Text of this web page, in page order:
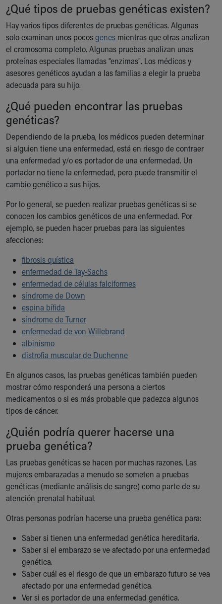
Newsroom
Our Leadership
Quality and Patient Safety
Unity and Engagement
Women's Board
Our History
More childhood, please.™
Cincinnati Children's
Your Visit
MyChart Telehealth Visits
Directions
Doggie Brigade
During Your Visit
Financial Services
Rest Accommodations
Visiting
Department of Public Safety
Health Info
Health Information
Healthy Info, Healthy Kids
Inside Children's Blog
KidsHealth Topics
Family Library
Educational Resources
Injury Prevention
Medical Records
Symptom Checker
Skip to main content
¿Qué tipos de pruebas genéticas existen?
Hay varios tipos diferentes de pruebas genéticas. Algunas
solo examinan unos pocosgenes mientras que otras analizan
el cromosoma completo. Algunas pruebas analizan unas
proteínas especiales llamadas "enzimas". Los médicos y
asesores genéticos ayudan a las familias a elegir la prueba
adecuada para su hijo.
¿Qué pueden encontrar las pruebas
genéticas?
Dependiendo de la prueba, los médicos pueden determinar
si alguien tiene una enfermedad, está en riesgo de contraer
una enfermedad y/o es portador de una enfermedad. Un
portador no tiene la enfermedad, pero puede transmitir el
cambio genético a sus hijos.
Por lo general, se pueden realizar pruebas genéticas si se
conocen los cambios genéticos de una enfermedad. Por
ejemplo, se pueden hacer pruebas para las siguientes
afecciones:
fibrosis quística
enfermedad de Tay-Sachs
enfermedad de células falciformes
síndrome de Down
espina bífida
síndrome de Turner
enfermedad de von Willebrand
albinismo
distrofia muscular de Duchenne
En algunos casos, las pruebas genéticas también pueden
mostrar cómo responderá una persona a ciertos
medicamentos o si es más probable que padezca algunos
tipos de cáncer.
¿Quién podría querer hacerse una
prueba genética?
Las pruebas genéticas se hacen por muchas razones. Las
mujeres embarazadas a menudo se someten a pruebas
genéticas (mediante análisis de sangre) como parte de su
atención prenatal habitual.
Otras personas podrían hacerse una prueba genética para:
Saber si tienen una enfermedad genética hereditaria.
Saber si el embarazo se ve afectado por una enfermedad
genética.
Saber cuál es el riesgo de que un embarazo futuro se vea
afectado por una enfermedad genética.
Ver si es portador de una enfermedad genética.